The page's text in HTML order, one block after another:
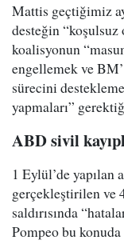
Mattis geçtiğimiz
desteğin “koşulsuz
koalisyonun
engellemek ve
sürecini
yapmaları”
ABD sivil
1 Eylül’de yapılan
gerçekleştirilen ve
saldırısında
Pompeo bu